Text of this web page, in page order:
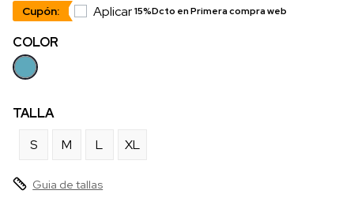
Cupón: Aplicar15%Dcto en Primera compra web
COLOR
TALLA
S
M L XL
Guia de tallas